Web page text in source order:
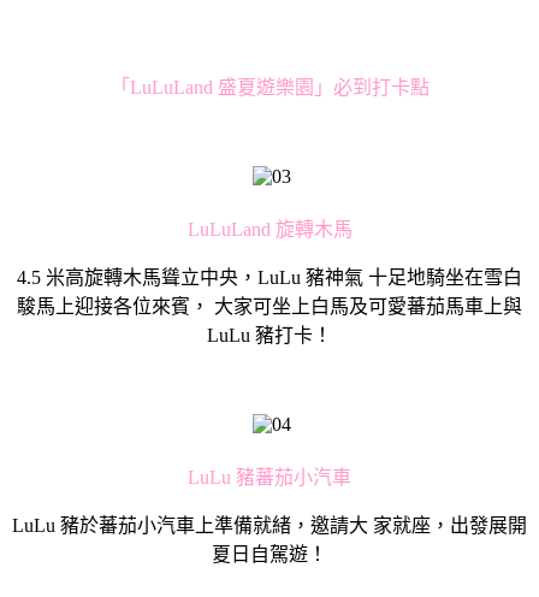
「LuLuLand 盛夏遊樂園」必到打卡點
LuLuLand 旋轉木馬
4.5 米高旋轉木馬聳立中央，LuLu 豬神氣 十足地騎坐在雪白
駿馬上迎接各位來賓， 大家可坐上白馬及可愛蕃茄馬車上與
LuLu 豬打卡！
LuLu 豬蕃茄小汽車
LuLu 豬於蕃茄小汽車上準備就緒，邀請大 家就座，出發展開
夏日自駕遊！